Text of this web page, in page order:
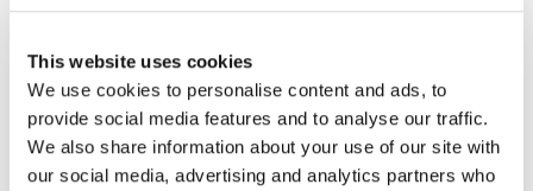
This website uses cookies
We use cookies to personalise content and ads, to
provide social media features and to analyse our traffic.
We also share information about your use of our site with
our social media, advertising and analytics partners who